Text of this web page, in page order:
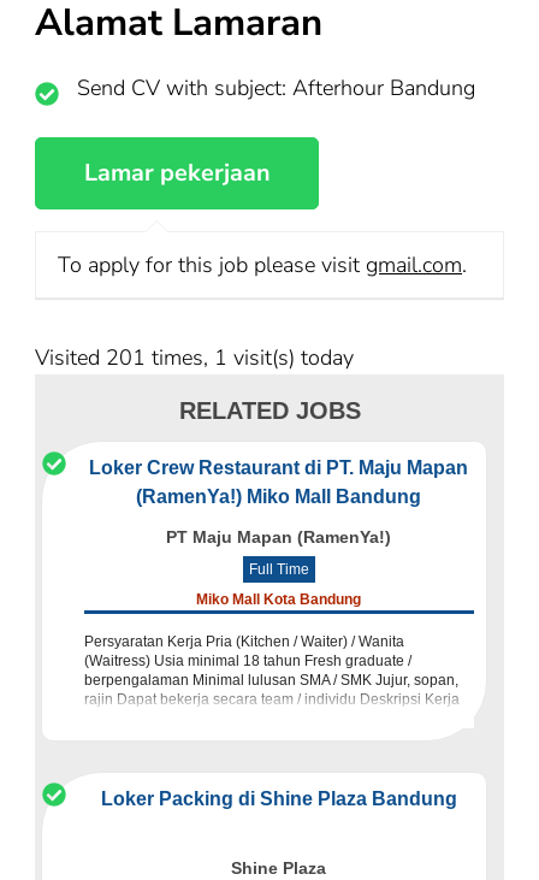
Alamat Lamaran
Send CV with subject: Afterhour Bandung
To apply for this job please visit gmail.com.
Visited 201 times, 1 visit(s) today
RELATED JOBS
Loker Crew Restaurant di PT. Maju Mapan
(RamenYa!) Miko Mall Bandung
PT Maju Mapan (RamenYa!)
Full Time
Miko Mall Kota Bandung
Persyaratan Kerja Pria (Kitchen / Waiter) / Wanita
(Waitress) Usia minimal 18 tahun Fresh graduate /
berpengalaman Minimal lulusan SMA / SMK Jujur, sopan,
rajin Dapat bekerja secara team / individu Deskripsi Kerja
Loker Packing di Shine Plaza Bandung
Shine Plaza